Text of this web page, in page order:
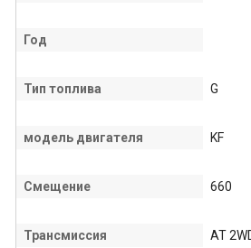
Год
Тип топлива G
модель двигателя KF
Смещение 660
Трансмиссия AT